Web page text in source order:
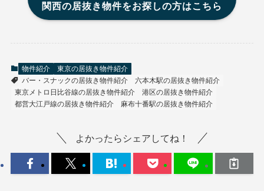
関西の居抜き物件をお探しの方はこちら
物件紹介
東京の居抜き物件紹介
バー・スナックの居抜き物件紹介
六本木駅の居抜き物件紹介
東京メトロ日比谷線の居抜き物件紹介
港区の居抜き物件紹介
都営大江戸線の居抜き物件紹介
麻布十番駅の居抜き物件紹介
よかったらシェアしてね！